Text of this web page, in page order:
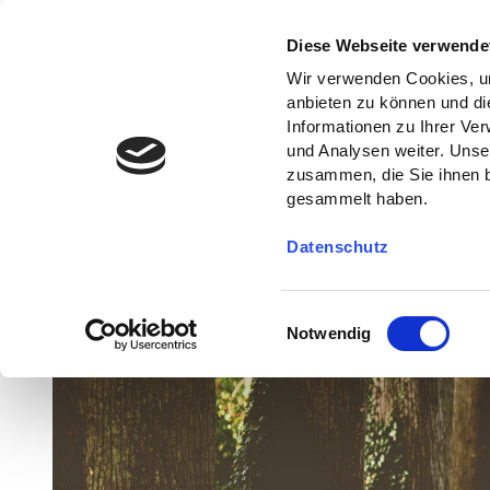
Diese Webseite
Wir verwenden Cookies,
anbieten zu können und
Informationen zu Ihrer
und Analysen weiter.
zusammen, die Sie ihnen
gesammelt haben.
Datenschutz
i
Notwendig